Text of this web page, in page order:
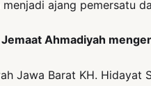
ajang pemersatu
Ahmadiyah
Jawa Barat KH.